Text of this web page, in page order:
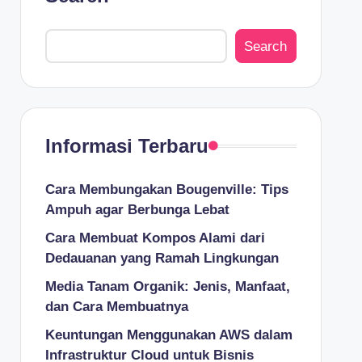
Panduan Instalasi dan Tips Pengguna
Panduan, Tips, dan Solusi Masalahnya
Cloud Computing Populer di Era Digital
Dari IaaS hingga Private Cloud
Prinsip dan Infrastruktur
Dampak, Pencegahan, dan Pengobatan
Ciri-Ciri, habitat, Ancaman, dan Mitos
Persiapan, Teknik, Tips dan Trik
Tantangan, dan Implementasi
Konsep Dasar, Keamanan dan Protokol
Keamanan, dan Privasinya
Memahami Siklus Hidupnya
Search
Informasi Terbaru
Cara Membungakan Bougenville: Tips
Ampuh agar Berbunga Lebat
Cara Membuat Kompos Alami dari
Dedauanan yang Ramah Lingkungan
Media Tanam Organik: Jenis, Manfaat,
dan Cara Membuatnya
Keuntungan Menggunakan AWS dalam
Infrastruktur Cloud untuk Bisnis